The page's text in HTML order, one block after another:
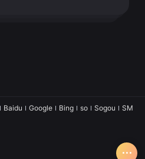
Baidu Google Bing so Sogou SM